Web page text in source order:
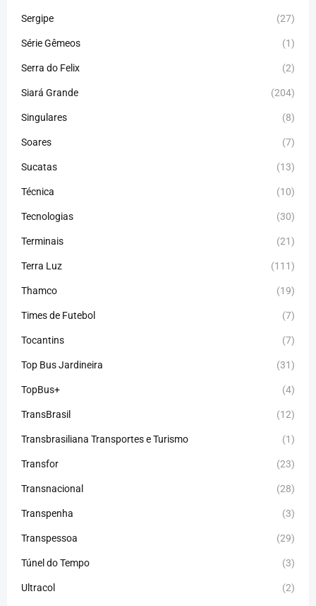
Sergipe (27)
Série Gêmeos (1)
Serra do Felix (2)
Siará Grande (204)
Singulares (8)
Soares (7)
Sucatas (13)
Técnica (10)
Tecnologias (30)
Terminais (21)
Terra Luz (111)
Thamco (19)
Times de Futebol (7)
Tocantins (7)
Top Bus Jardineira (31)
TopBus+ (4)
TransBrasil (12)
Transbrasiliana Transportes e Turismo (1)
Transfor (23)
Transnacional (28)
Transpenha (3)
Transpessoa (29)
Túnel do Tempo (3)
Ultracol (2)